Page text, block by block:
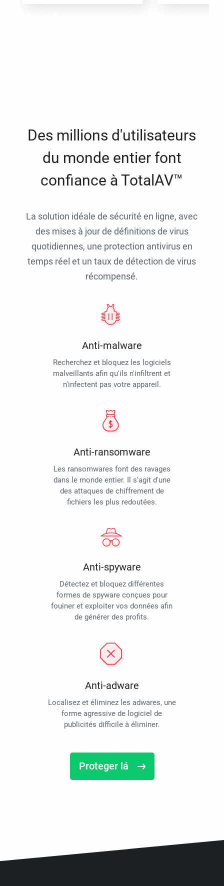
Des millions d'utilisateurs
du monde entier font
confiance à TotalAV™
La solution idéale de sécurité en ligne, avec
des mises à jour de définitions de virus
quotidiennes, une protection antivirus en
temps réel et un taux de détection de virus
récompensé.
Anti-malware
Recherchez et bloquez les logiciels
malveillants afin qu'ils n'infiltrent et
n'infectent pas votre appareil.
Anti-ransomware
Les ransomwares font des ravages
dans le monde entier. Il s'agit d'une
des attaques de chiffrement de
fichiers les plus redoutées.
Anti-spyware
Détectez et bloquez différentes
formes de spyware conçues pour
fouiner et exploiter vos données afin
de générer des profits.
Anti-adware
Localisez et éliminez les adwares, une
forme agressive de logiciel de
publicités difficile à éliminer.
Proteger lá